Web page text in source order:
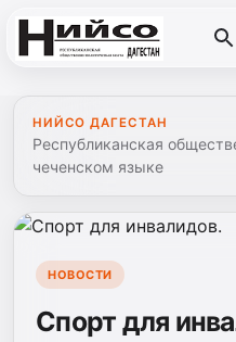
НИЙСО ДАГЕСТАН
Республиканская
чеченском языке
НОВОСТИ
Спорт для